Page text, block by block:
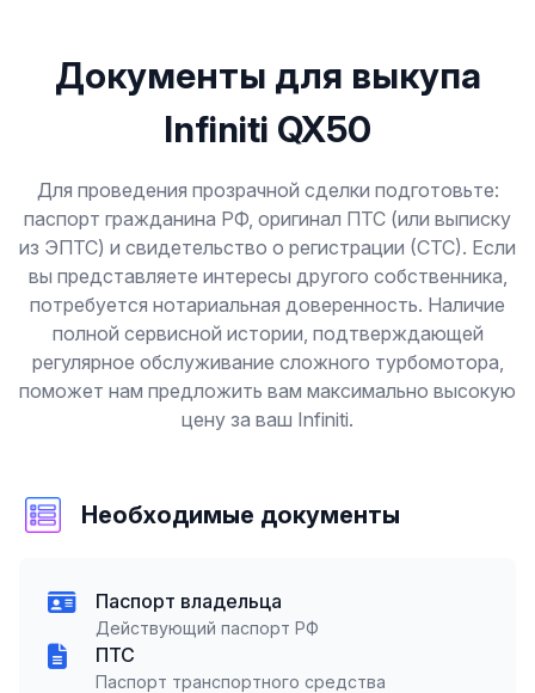
Документы для выкупа
Infiniti QX50
Для проведения прозрачной сделки подготовьте:
паспорт гражданина РФ, оригинал ПТС (или выписку
из ЭПТС) и свидетельство о регистрации (СТС). Если
вы представляете интересы другого собственника,
потребуется нотариальная доверенность. Наличие
полной сервисной истории, подтверждающей
регулярное обслуживание сложного турбомотора,
поможет нам предложить вам максимально высокую
цену за ваш Infiniti.
Необходимые документы
Паспорт владельца
Действующий паспорт РФ
ПТС
Паспорт транспортного средства